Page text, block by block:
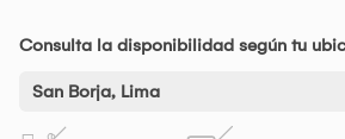
Consulta la disponibilidad según tu
San Borja, Lima